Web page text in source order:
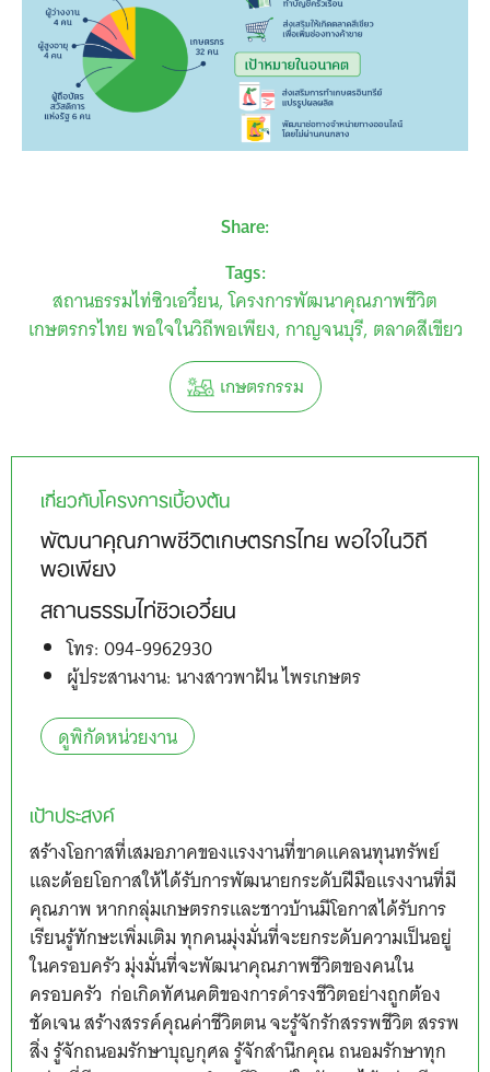
Share:
Tags:
สถานธรรมไท่ซิวเอวี๋ยน โครงการพัฒนาคุณภาพชีวิต
เกษตรกรไทย พอใจในวิถีพอเพียง กาญจนบุรี ตลาดสีเขียว
เกษตรกรรม
เกี่ยวกับโครงการเบื้องต้น
พัฒนาคุณภาพชีวิตเกษตรกรไทย พอใจในวิถี
พอเพียง
สถานธรรมไท่ซิวเอวี๋ยน
โทร: 094-9962930
ผู้ประสานงาน: นางสาวพาฝัน ไพรเกษตร
ดูพิกัดหน่วยงาน
เป้าประสงค์
สร้างโอกาสที่เสมอภาคของแรงงานที่ขาดแคลนทุนทรัพย์
และด้อยโอกาสให้ได้รับการพัฒนายกระดับฝีมือแรงงานที่มี
คุณภาพ หากกลุ่มเกษตรกรและชาวบ้านมีโอกาสได้รับการ
เรียนรู้ทักษะเพิ่มเติม ทุกคนมุ่งมั่นที่จะยกระดับความเป็นอยู่
ในครอบครัว มุ่งมั่นที่จะพัฒนาคุณภาพชีวิตของคนใน
ครอบครัว ก่อเกิดทัศนคติของการดำรงชีวิตอย่างถูกต้อง
ชัดเจน สร้างสรรค์คุณค่าชีวิตตน จะรู้จักรักสรรพชีวิต สรรพ
สิ่ง รู้จักถนอมรักษาบุญกุศล รู้จักสำนึกคุณ ถนอมรักษาทุก